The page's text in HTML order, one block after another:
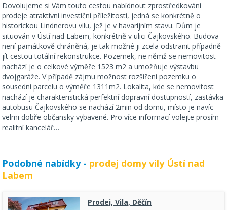
Dovolujeme si Vám touto cestou nabídnout zprostředkování
prodeje atraktivní investiční příležitosti, jedná se konkrétně o
historickou Lindnerovu vilu, jež je v havarijním stavu. Dům je
situován v Ústí nad Labem, konkrétně v ulici Čajkovského. Budova
není památkově chráněná, je tak možné ji zcela odstranit případně
jít cestou totální rekonstrukce. Pozemek, ne němž se nemovitost
nachází je o celkové výměře 1523 m2 a umožňuje výstavbu
dvojgaráže. V případě zájmu možnost rozšíření pozemku o
sousední parcelu o výměře 1311m2. Lokalita, kde se nemovitost
nachází je charakteristická perfektní dopravní dostupností, zastávka
autobusu Čajkovského se nachází 2min od domu, místo je navíc
velmi dobře občansky vybavené. Pro více informací volejte prosím
realitní kancelář…
Podobné nabídky - prodej domy vily Ústí nad
Labem
Prodej, Vila, Děčín